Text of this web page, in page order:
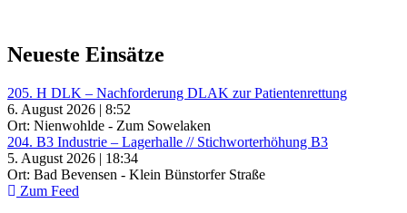
Neueste Einsätze
205. H DLK – Nachforderung DLAK zur Patientenrettung
6. August 2026 | 8:52
Ort: Nienwohlde - Zum Sowelaken
204. B3 Industrie – Lagerhalle // Stichworterhöhung B3
5. August 2026 | 18:34
Ort: Bad Bevensen - Klein Bünstorfer Straße
Zum Feed